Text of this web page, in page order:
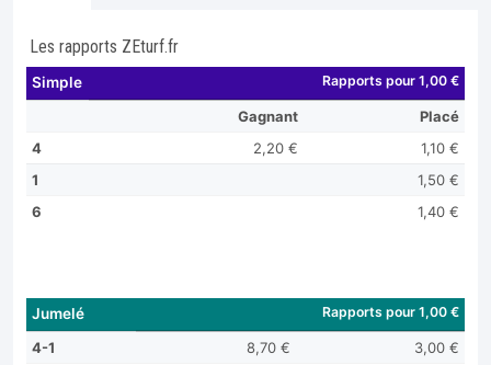
Les rapports ZEturf.fr
Simple Rapports pour 1,00 €
Gagnant
Placé
4
2,20 €
1,10 €
1
1,50 €
6
1,40 €
Jumelé Rapports pour 1,00 €
4-1 8,70 €
3,00 €